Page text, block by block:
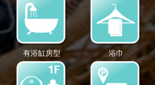
有浴缸房型 浴巾